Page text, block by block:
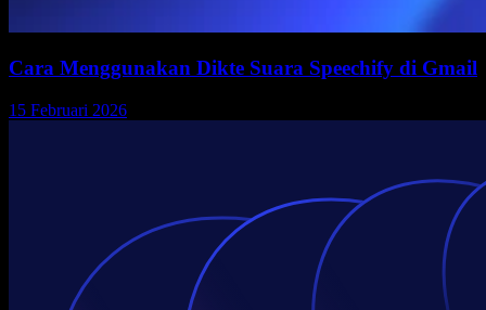
Cara Menggunakan Dikte Suara Speechify di Gmail
15 Februari 2026